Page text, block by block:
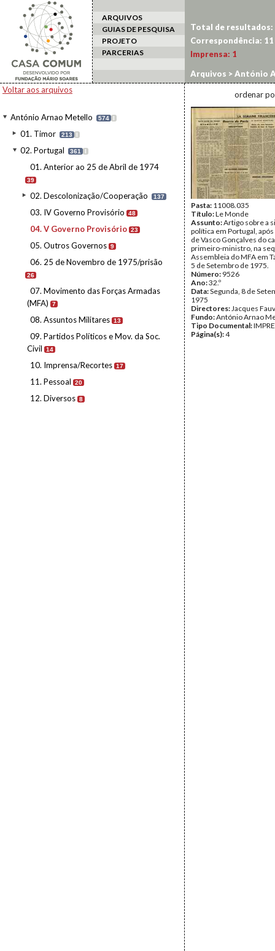
ARQUIVOS
GUIAS DE PESQUISA
PROJETO
PARCERIAS
Voltar aos arquivos
António Arnao Metello 574 I
01. Timor 213 I
02. Portugal 361 I
01. Anterior ao 25 de Abril de 1974
39
02. Descolonização/Cooperação 137
03. IV Governo Provisório 48
04. V Governo Provisório 23
05. Outros Governos 9
06. 25 de Novembro de 1975/prisão
26
07. Movimento das Forças Armadas
(MFA)
7
08. Assuntos Militares 13
09. Partidos Políticos e Mov. da Soc.
Civil
14
10. Imprensa/Recortes 17
11. Pessoal 20
12. Diversos 8
Total de resultados:
Correspondência: 11
Imprensa: 1
Arquivos >António
ordenar
Pasta: 11008.035
Título:Le Monde
Assunto:Artigo sobre a
política em Portugal,
de Vasco Gonçalves do
primeiro-ministro, na
Assembleia do MFA em
5 de Setembro de 1975.
Número: 9526
Ano:32.º
Data:Segunda, 8 de
1975
Directores:Jacques
Fundo:António Arnao
Tipo Documental:
Página(s):4